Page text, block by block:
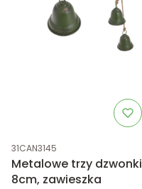
Kod produktu
31CAN3145
Metalowe trzy dzwonki
8cm, zawieszka